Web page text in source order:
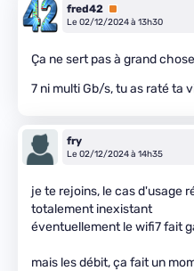
fred42 Premium
Le 02/12/2024 à 13h30
Ça ne sert pas à grand
7 ni multi Gb/s, tu as raté ta
fry
Le 02/12/2024 à 14h35
je te rejoins, le cas d'usage
totalement inexistant
éventuellement le wifi7 fait
mais les débit, ça fait un